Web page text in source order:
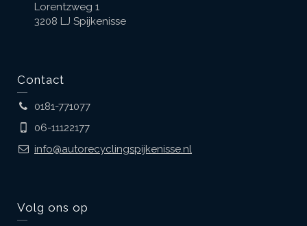
Lorentzweg 1
3208 LJ Spijkenisse
Contact
0181-771077
06-11122177
info@autorecyclingspijkenisse.nl
Volg ons op